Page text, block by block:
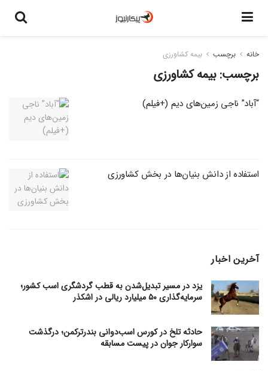
خانه برچسب بیمه کشاورزی
برچسب:بیمه کشاورزی
“آباد” ناجی زمین‌های دیم (+فیلم)
استفاده از دانش بنیان‌ها در بخش کشاورزی
آخرین اخبار
یزد در مسیر تبدیل‌شدن به قطب گردشگری اسب کشور؛
سرمایه‌گذاری ۵۰ میلیارد ریالی در اشکذر
حادثه تلخ در کورس اسب‌دوانی بندرترکمن؛ درگذشت
سوارکار جوان در پیست مسابقه